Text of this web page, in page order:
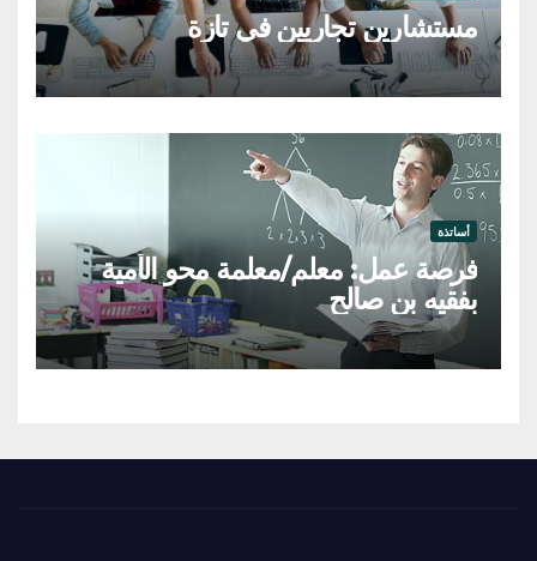
مستشارين تجاريين في تازة
أساتذة
فرصة عمل: معلم/معلمة محو الأمية
بفقيه بن صالح